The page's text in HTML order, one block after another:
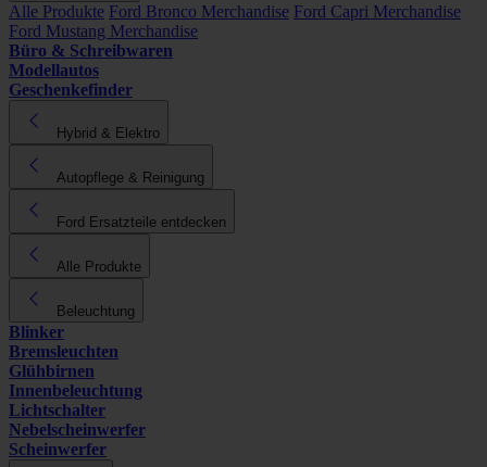
Alle Produkte Ford Bronco Merchandise Ford Capri Merchandise
Ford Mustang Merchandise
Büro & Schreibwaren
Modellautos
Geschenkefinder
Hybrid & Elektro
Autopflege & Reinigung
Ford Ersatzteile entdecken
Alle Produkte
Beleuchtung
Blinker
Bremsleuchten
Glühbirnen
Innenbeleuchtung
Lichtschalter
Nebelscheinwerfer
Scheinwerfer